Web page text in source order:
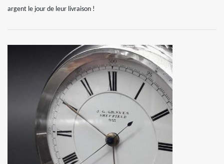
argent le jour de leur livraison !